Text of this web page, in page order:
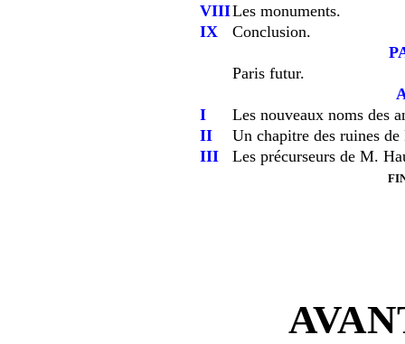
VIIILes monuments.
IX
Conclusion.
Paris futur.
I
Les nouveaux noms des
II
Un chapitre des ruines de
III
Les précurseurs de M.